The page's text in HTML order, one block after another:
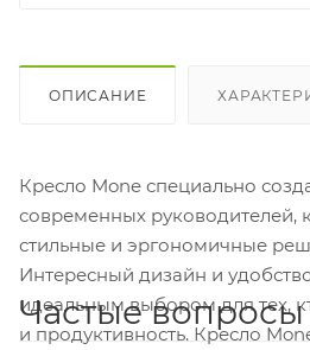
ОПИСАНИЕ
Кресло Mone специально
современных руководителей,
стильные и эргономичные
Интересный дизайн и
идеальным выбором для тех,
и продуктивность. Кресло
Частые вопросы